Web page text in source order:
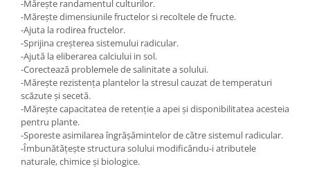
-Mărește randamentul culturilor.
-Mărește dimensiunile fructelor si recoltele de fructe.
-Ajuta la rodirea fructelor.
-Sprijina creșterea sistemului radicular.
-Ajută la eliberarea calciului in sol.
-Corectează problemele de salinitate a solului.
-Mărește rezistența plantelor la stresul cauzat de temperaturi
scăzute și secetă.
-Mărește capacitatea de retenție a apei și disponibilitatea acesteia
pentru plante.
-Sporeste asimilarea îngrășămintelor de către sistemul radicular.
-Îmbunătățește structura solului modificându-i atributele
naturale, chimice și biologice.